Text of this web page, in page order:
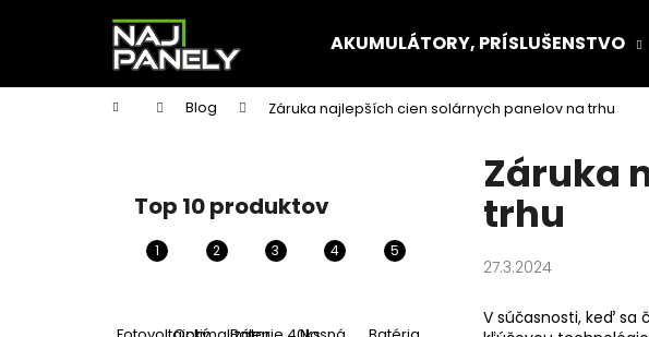
AKUMULÁTORY, PRÍSLUŠENSTVO
Domov Blog Záruka najlepších cien solárnych panelov na trhu
Top 10 produktov
Záruka
trhu
27.3.2024
V súčasnosti, keď sa
í
Späť
do
Späť
do
Čo